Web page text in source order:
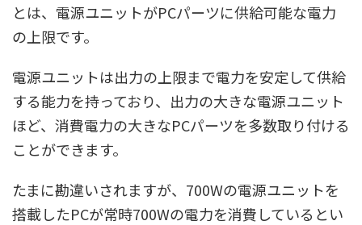
とは、電源ユニットがPCパーツに供給可能な電力
の上限です。
電源ユニットは出力の上限まで電力を安定して供給
する能力を持っており、出力の大きな電源ユニット
ほど、消費電力の大きなPCパーツを多数取り付ける
ことができます。
たまに勘違いされますが、700Wの電源ユニットを
搭載したPCが常時700Wの電力を消費しているとい